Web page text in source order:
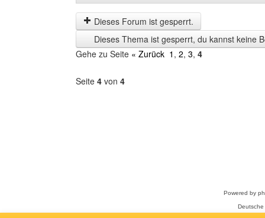
der
letzten
Zeit
anzeigen
by
Dieses Forum ist gesperrt.
Dieses Thema ist gesperrt, du kannst keine
Gehe zu Seite « Zurück 1 , 2, 3, 4
Seite 4 von 4
Powered by